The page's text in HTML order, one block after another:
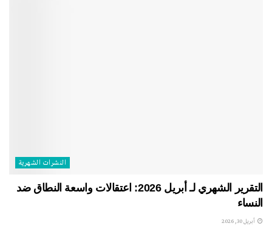
النشرات الشهریة
التقرير الشهري لـ أبريل 2026: اعتقالات واسعة النطاق ضد
النساء
أبريل 30, 2026